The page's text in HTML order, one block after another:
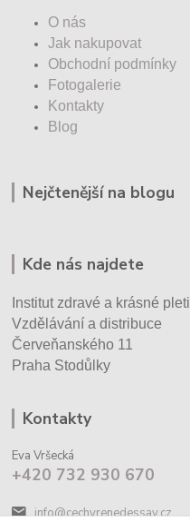
O nás
Jak nakupovat
Obchodní podmínky
Fotogalerie
Kontakty
Blog
Nejčtenější na blogu
Kde nás najdete
Institut zdravé a krásné pleti
Vzdělávání a distribuce
Červeňanského 11
Praha Stodůlky
Kontakty
Eva Vršecká
+420 732 930 670
info@cechyrenedessay.cz